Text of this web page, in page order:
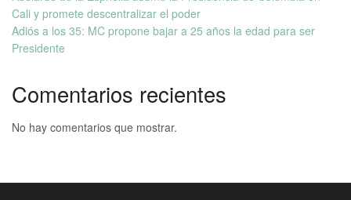
Cali y promete descentralizar el poder
Adiós a los 35: MC propone bajar a 25 años la edad para ser
Presidente
Comentarios recientes
No hay comentarios que mostrar.